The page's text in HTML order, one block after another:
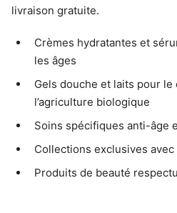
livraison gratuite.
Crèmes hydratantes et
les âges
Gels douche et laits pour le
l’agriculture biologique
Soins spécifiques anti-âge
Collections exclusives
Produits de beauté